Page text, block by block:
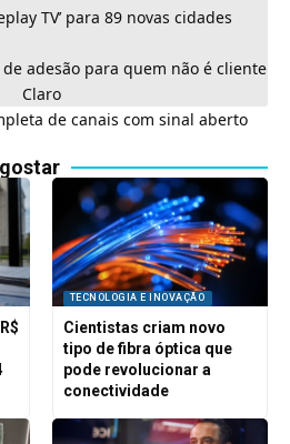
TV’ para 89 novas cidades
de adesão para quem não é cliente
Claro
de canais com sinal aberto
TECNOLOGIA E INOVAÇÃO
Cientistas criam novo
tipo de fibra óptica que
pode revolucionar a
conectividade